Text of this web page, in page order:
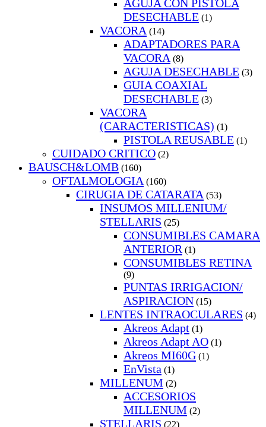
AGUJA CON PISTOLA
DESECHABLE (1)
VACORA (14)
ADAPTADORES PARA
VACORA (8)
AGUJA DESECHABLE (3)
GUIA COAXIAL
DESECHABLE (3)
VACORA
(CARACTERISTICAS) (1)
PISTOLA REUSABLE (1)
CUIDADO CRITICO (2)
BAUSCH&LOMB (160)
OFTALMOLOGIA (160)
CIRUGIA DE CATARATA (53)
INSUMOS MILLENIUM/
STELLARIS (25)
CONSUMIBLES CAMARA
ANTERIOR (1)
CONSUMIBLES RETINA
(9)
PUNTAS IRRIGACION/
ASPIRACION (15)
LENTES INTRAOCULARES (4)
Akreos Adapt (1)
Akreos Adapt AO (1)
Akreos MI60G (1)
EnVista (1)
MILLENUM (2)
ACCESORIOS
MILLENUM (2)
STELLARIS (22)